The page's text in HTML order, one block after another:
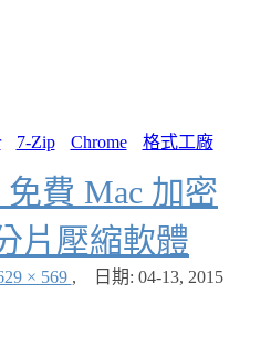
7-Zip Chrome 格式工廠
免費 Mac 加密
片壓縮軟體
× 569 , 日期: 04-13, 2015